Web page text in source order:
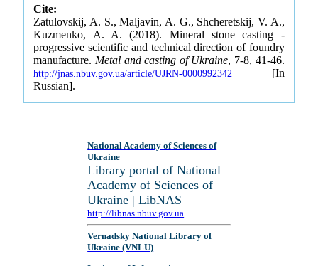
Cite:
Zatulovskij, A. S., Maljavin, A. G., Shcheretskij, V. A.,
Kuzmenko, A. A. (2018). Mineral stone casting -
progressive scientific and technical direction of foundry
manufacture. Metal and casting of Ukraine, 7-8, 41-46.
http://jnas.nbuv.gov.ua/article/UJRN-0000992342 [In
Russian].
National Academy of Sciences of
Ukraine
Library portal of National
Academy of Sciences of
Ukraine | LibNAS
http://libnas.nbuv.gov.ua
Vernadsky National Library of
Ukraine (VNLU)